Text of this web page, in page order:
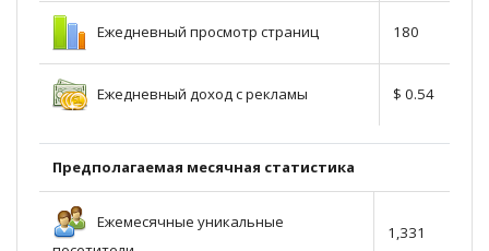
Ежедневный просмотр страниц 180
Ежедневный доход с рекламы $ 0.54
Предполагаемая месячная статистика
Ежемесячные уникальные
1,331